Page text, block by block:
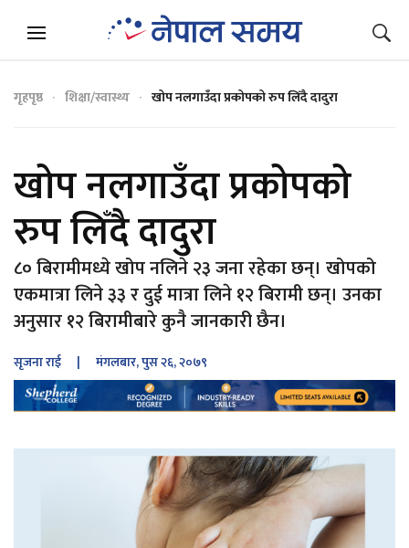
गृहपृष्ठ शिक्षा/स्वास्थ्य खोप नलगाउँदा प्रकोपको रुप लिँदै दादुरा
खोप नलगाउँदा प्रकोपको
रुप लिँदै दादुरा
८० बिरामीमध्ये खोप नलिने २३ जना रहेका छन्। खोपको
एकमात्रा लिने ३३ र दुई मात्रा लिने १२ बिरामी छन्। उनका
अनुसार १२ बिरामीबारे कुनै जानकारी छैन।
सृजना राई | मंगलबार, पुस २६, २०७९